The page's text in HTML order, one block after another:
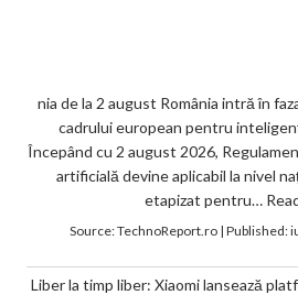
nia de la 2 august România intră în
cadrului european pentru
Începând cu 2 august 2026,
artificială devine aplicabil la nivel
etapizat pentru…
Source:TechnoReport.ro| Published:
Liber la timp liber: Xiaomi lansează